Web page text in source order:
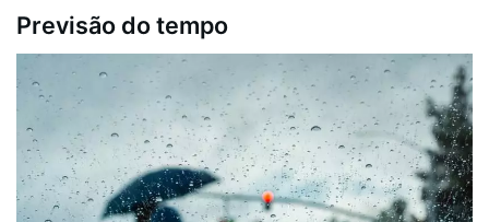
Previsão do tempo